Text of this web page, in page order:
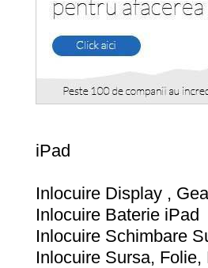
iPad
Inlocuire Display ,
Inlocuire Baterie iPad
Inlocuire Schimbare
Inlocuire Sursa,